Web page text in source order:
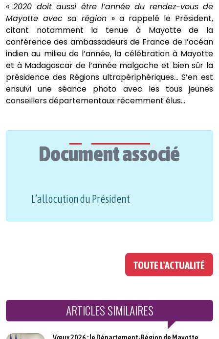
«2020 doit aussi être l’année du rendez-vous de
Mayotte avec sa région » a rappelé le Président,
citant notamment la tenue à Mayotte de la
conférence des ambassadeurs de France de l’océan
indien au milieu de l’année, la célébration à Mayotte
et à Madagascar de l’année malgache et bien sûr la
présidence des Régions ultrapériphériques... S’en est
ensuivi une séance photo avec les tous jeunes
conseillers départementaux récemment élus...
Document associé
L’allocution du Président
TOUTE L'ACTUALITÉ
ARTICLES SIMILAIRES